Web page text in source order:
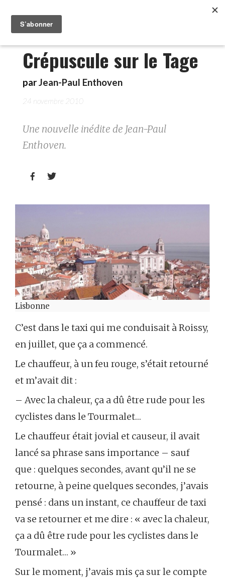
Crépuscule sur le Tage
parJean-Paul Enthoven
24 novembre 2010
Une nouvelle inédite de Jean-Paul
Enthoven.
 
Lisbonne
C’est dans le taxi qui me conduisait à Roissy,
en juillet, que ça a commencé.
Le chauffeur, à un feu rouge, s’était retourné
et m’avait dit :
– Avec la chaleur, ça a dû être rude pour les
cyclistes dans le Tourmalet…
Le chauffeur était jovial et causeur, il avait
lancé sa phrase sans importance – sauf
que : quelques secondes, avant qu’il ne se
retourne, à peine quelques secondes, j’avais
pensé : dans un instant, ce chauffeur de taxi
va se retourner et me dire : « avec la chaleur,
ça a dû être rude pour les cyclistes dans le
Tourmalet… »
Sur le moment, j’avais mis ça sur le compte